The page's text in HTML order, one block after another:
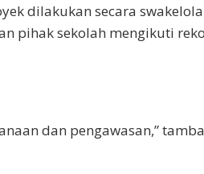
dilakukan secara
pihak sekolah mengikuti
dan pengawasan,”